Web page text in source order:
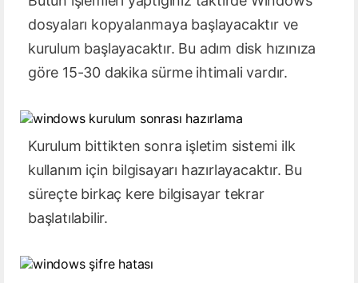
dosyaları kopyalanmaya başlayacaktır ve
kurulum başlayacaktır. Bu adım disk hızınıza
göre 15-30 dakika sürme ihtimali vardır.
Kurulum bittikten sonra işletim sistemi ilk
kullanım için bilgisayarı hazırlayacaktır. Bu
süreçte birkaç kere bilgisayar tekrar
başlatılabilir.